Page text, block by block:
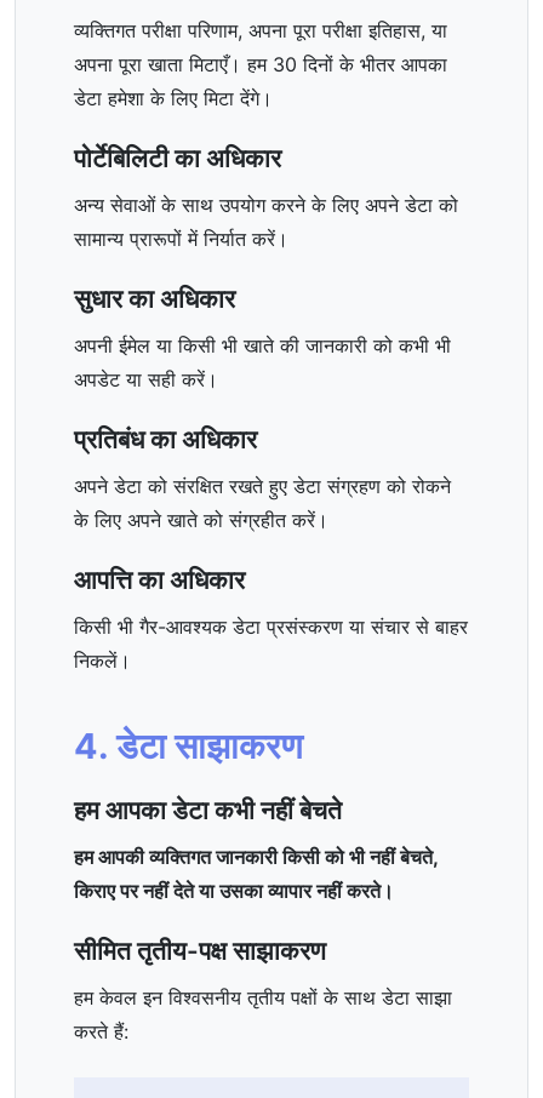
व्यक्तिगत परीक्षा परिणाम, अपना पूरा परीक्षा इतिहास, या
अपना पूरा खाता मिटाएँ। हम 30 दिनों के भीतर आपका
डेटा हमेशा के लिए मिटा देंगे।
पोर्टेबिलिटी का अधिकार
अन्य सेवाओं के साथ उपयोग करने के लिए अपने डेटा को
सामान्य प्रारूपों में निर्यात करें।
सुधार का अधिकार
अपनी ईमेल या किसी भी खाते की जानकारी को कभी भी
अपडेट या सही करें।
प्रतिबंध का अधिकार
अपने डेटा को संरक्षित रखते हुए डेटा संग्रहण को रोकने
के लिए अपने खाते को संग्रहीत करें।
आपत्ति का अधिकार
किसी भी गैर-आवश्यक डेटा प्रसंस्करण या संचार से बाहर
निकलें।
4. डेटा साझाकरण
हम आपका डेटा कभी नहीं बेचते
हम आपकी व्यक्तिगत जानकारी किसी को भी नहीं बेचते,
किराए पर नहीं देते या उसका व्यापार नहीं करते।
सीमित तृतीय-पक्ष साझाकरण
हम केवल इन विश्वसनीय तृतीय पक्षों के साथ डेटा साझा
करते हैं: